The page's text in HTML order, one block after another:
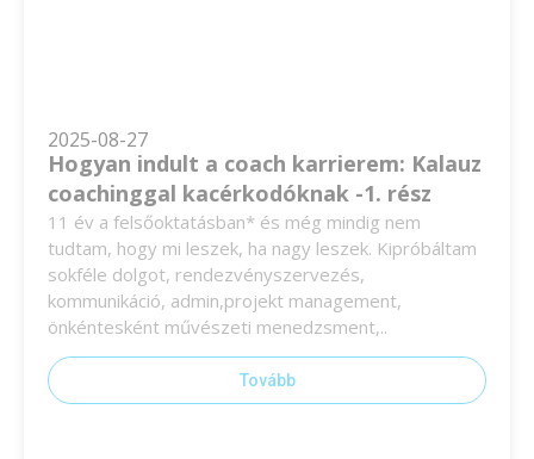
2025-08-27
Hogyan indult a coach karrierem: Kalauz
coachinggal kacérkodóknak -1. rész
11 év a felsőoktatásban* és még mindig nem
tudtam, hogy mi leszek, ha nagy leszek. Kipróbáltam
sokféle dolgot, rendezvényszervezés,
kommunikáció, admin,projekt management,
önkéntesként művészeti menedzsment,..
Tovább